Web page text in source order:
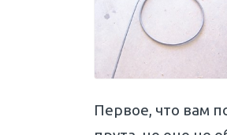
Первое, что вам